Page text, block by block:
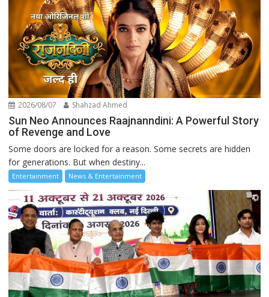
2026/08/07 Shahzad Ahmed
Sun Neo Announces Raajnanndini: A Powerful Story
of Revenge and Love
Some doors are locked for a reason. Some secrets are hidden
for generations. But when destiny...
Entertainment News & Entertainment